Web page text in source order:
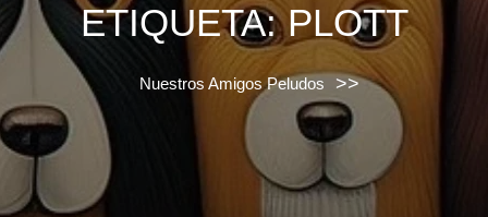
ETIQUETA:PLOTT
Nuestros Amigos Peludos >>